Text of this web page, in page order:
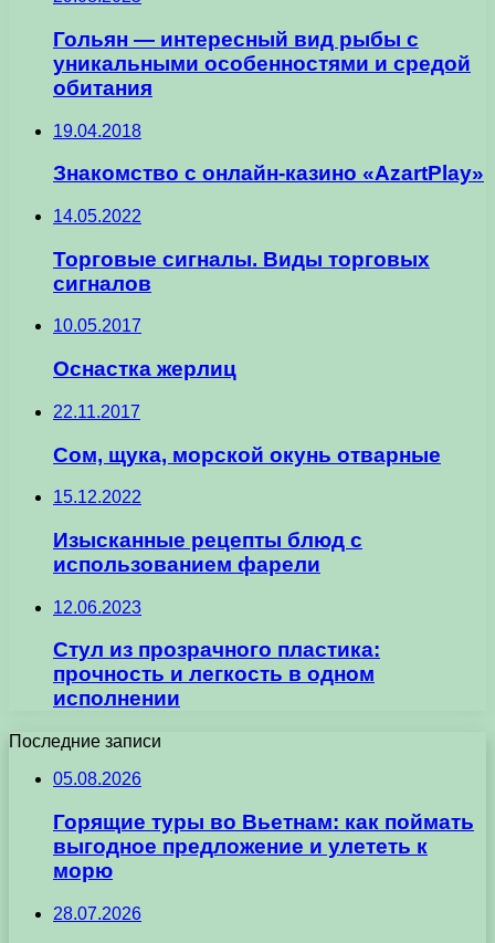
Гольян — интересный вид рыбы с
уникальными особенностями и средой
обитания
19.04.2018
Знакомство с онлайн-казино «AzartPlay»
14.05.2022
Торговые сигналы. Виды торговых
сигналов
10.05.2017
Оснастка жерлиц
22.11.2017
Сом, щука, морской окунь отварные
15.12.2022
Изысканные рецепты блюд с
использованием фарели
12.06.2023
Стул из прозрачного пластика:
прочность и легкость в одном
исполнении
Последние записи
05.08.2026
Горящие туры во Вьетнам: как поймать
выгодное предложение и улететь к
морю
28.07.2026